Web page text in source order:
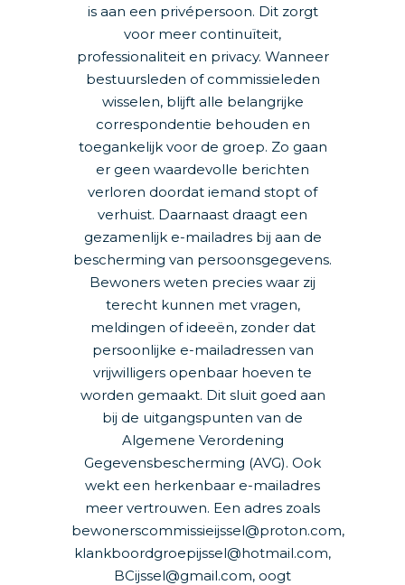
is aan een privépersoon. Dit zorgt
voor meer continuïteit,
professionaliteit en privacy. Wanneer
bestuursleden of commissieleden
wisselen, blijft alle belangrijke
correspondentie behouden en
toegankelijk voor de groep. Zo gaan
er geen waardevolle berichten
verloren doordat iemand stopt of
verhuist. Daarnaast draagt een
gezamenlijk e-mailadres bij aan de
bescherming van persoonsgegevens.
Bewoners weten precies waar zij
terecht kunnen met vragen,
meldingen of ideeën, zonder dat
persoonlijke e-mailadressen van
vrijwilligers openbaar hoeven te
worden gemaakt. Dit sluit goed aan
bij de uitgangspunten van de
Algemene Verordening
Gegevensbescherming (AVG). Ook
wekt een herkenbaar e-mailadres
meer vertrouwen. Een adres zoals
bewonerscommissieijssel@proton.com,
klankboordgroepijssel@hotmail.com,
BCijssel@gmail.com, oogt